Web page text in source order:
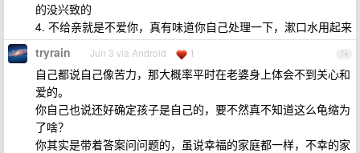
的没兴致的
4. 不给亲就是不爱你，真有味道你自己处理一下，漱口水用起来
74
tryrain Jun 3 via Android 1
自己都说自己像苦力，那大概率平时在老婆身上体会不到关心和
爱的。
你自己也说还好确定孩子是自己的，要不然真不知道这么龟缩为
了啥？
你其实是带着答案问问题的，虽说幸福的家庭都一样，不幸的家